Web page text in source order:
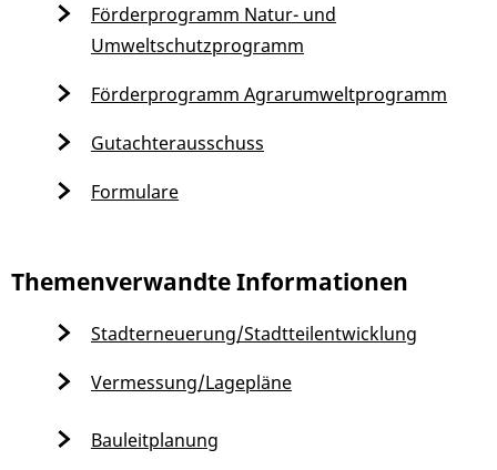
Förderprogramm Natur- und
Umweltschutzprogramm
Förderprogramm Agrarumweltprogramm
Gutachterausschuss
Formulare
Themenverwandte Informationen
Stadterneuerung/Stadtteilentwicklung
Vermessung/Lagepläne
Bauleitplanung